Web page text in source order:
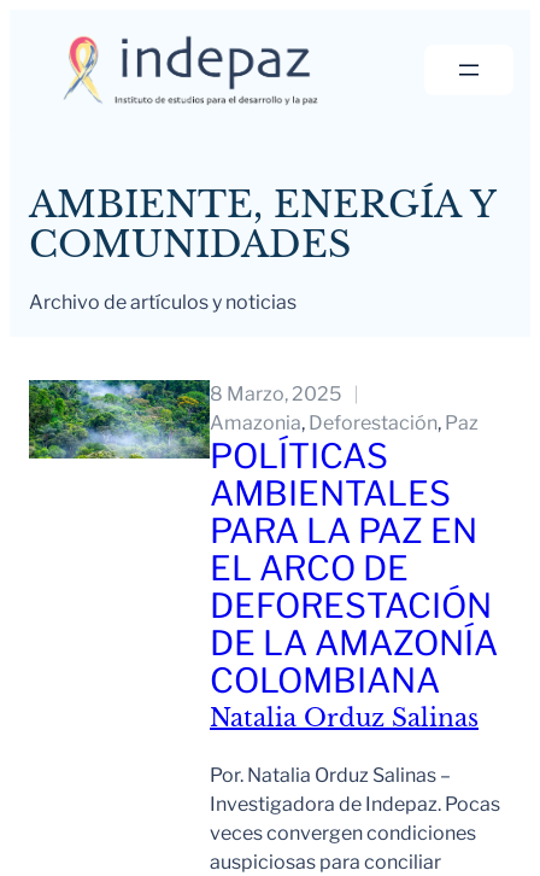
AMBIENTE, ENERGÍA Y
COMUNIDADES
Archivo de artículos y noticias
8 Marzo, 2025
Amazonia, Deforestación, Paz
POLÍTICAS
AMBIENTALES
PARA LA PAZ EN
EL ARCO DE
DEFORESTACIÓN
DE LA AMAZONÍA
COLOMBIANA
Natalia Orduz Salinas
Por. Natalia Orduz Salinas –
Investigadora de Indepaz. Pocas
veces convergen condiciones
auspiciosas para conciliar